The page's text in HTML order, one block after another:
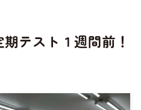
テスト１週間前！